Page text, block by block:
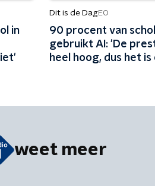
in
Dit is de DagEO
90 procent van
gebruikt AI: 'De
heel hoog, dus het is
weet meer